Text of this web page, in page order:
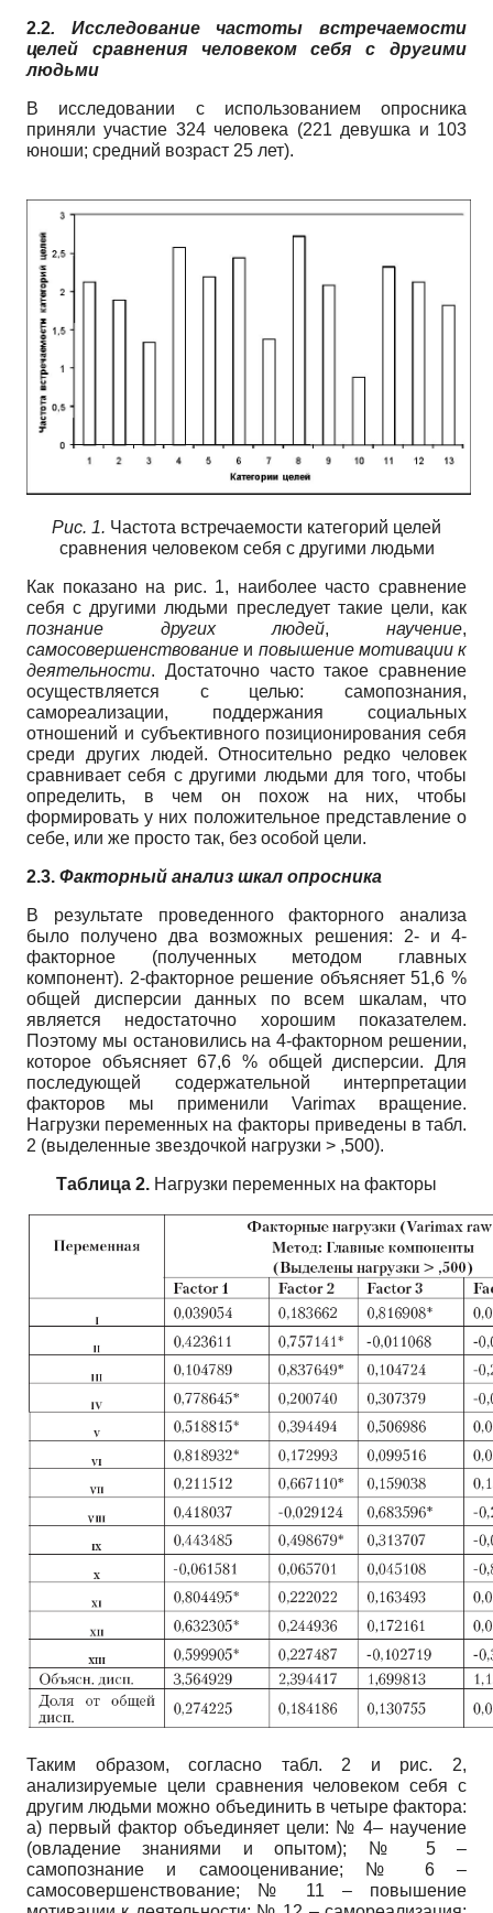
2.2. Исследование частоты встречаемости
целей сравнения человеком себя с другими
людьми
В исследовании с использованием опросника
приняли участие 324 человека (221 девушка и 103
юноши; средний возраст 25 лет).
Рис. 1. Частота встречаемости категорий целей
сравнения человеком себя с другими людьми
Как показано на рис. 1, наиболее часто сравнение
себя с другими людьми преследует такие цели, как
познание других людей,научение,
самосовершенствование и повышение мотивации к
деятельности. Достаточно часто такое сравнение
осуществляется с целью: самопознания,
самореализации, поддержания социальных
отношений и субъективного позиционирования себя
среди других людей. Относительно редко человек
сравнивает себя с другими людьми для того, чтобы
определить, в чем он похож на них, чтобы
формировать у них положительное представление о
себе, или же просто так, без особой цели.
2.3. Факторный анализ шкал опросника
В результате проведенного факторного анализа
было получено два возможных решения: 2- и 4-
факторное (полученных методом главных
компонент). 2-факторное решение объясняет 51,6 %
общей дисперсии данных по всем шкалам, что
является недостаточно хорошим показателем.
Поэтому мы остановились на 4-факторном решении,
которое объясняет 67,6 % общей дисперсии. Для
последующей содержательной интерпретации
факторов мы применили Varimax вращение.
Нагрузки переменных на факторы приведены в табл.
2 (выделенные звездочкой нагрузки > ,500).
Таблица 2. Нагрузки переменных на факторы
Таким образом, согласно табл. 2 и рис. 2,
анализируемые цели сравнения человеком себя с
другим людьми можно объединить в четыре фактора:
а) первый фактор объединяет цели: № 4– научение
(овладение знаниями и опытом); № 5 –
самопознание и самооценивание; № 6 –
самосовершенствование; № 11 – повышение